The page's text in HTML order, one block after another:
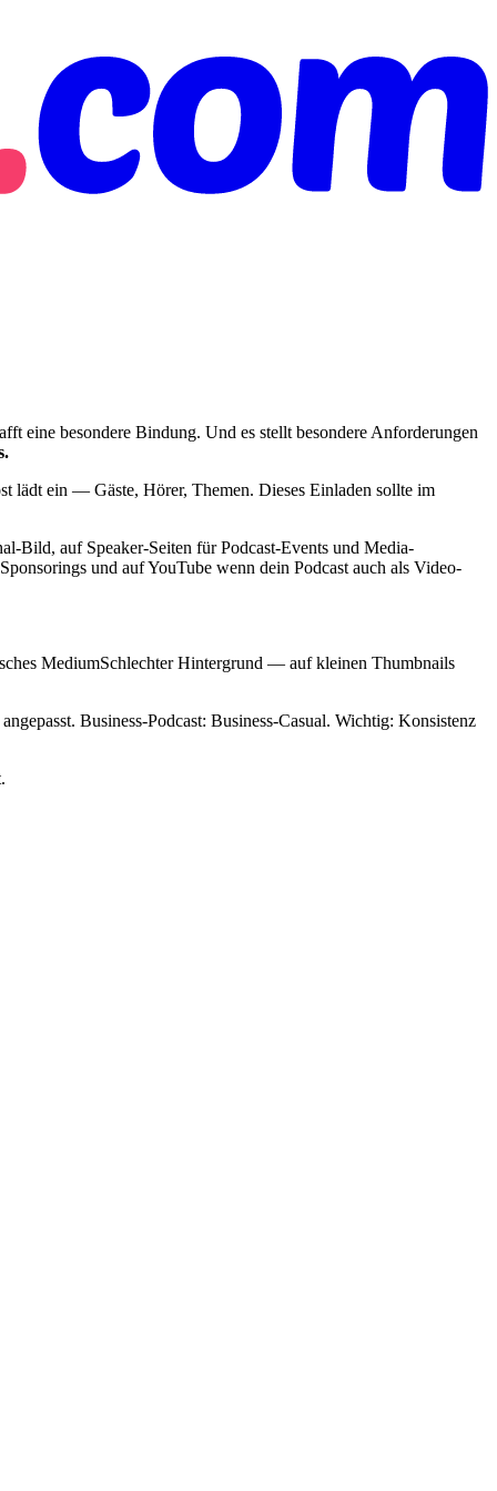
eine besondere Bindung. Und es stellt besondere Anforderungen
lädt ein — Gäste, Hörer, Themen. Dieses Einladen sollte im
Bild, auf Speaker-Seiten für Podcast-Events und Media-
und auf YouTube wenn dein Podcast auch als Video-
MediumSchlechter Hintergrund — auf kleinen Thumbnails
Business-Podcast: Business-Casual. Wichtig: Konsistenz